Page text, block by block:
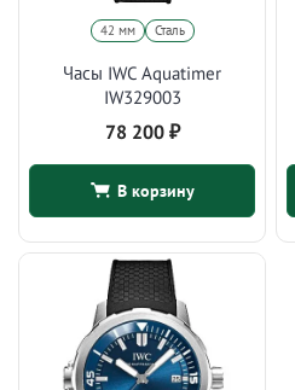
42 мм Сталь
Часы IWC Aquatimer
IW329003
78 200 ₽
В корзину